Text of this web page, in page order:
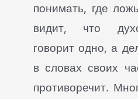
понимать, где
видит, что
говорит одно, а
в словах своих
противоречит.